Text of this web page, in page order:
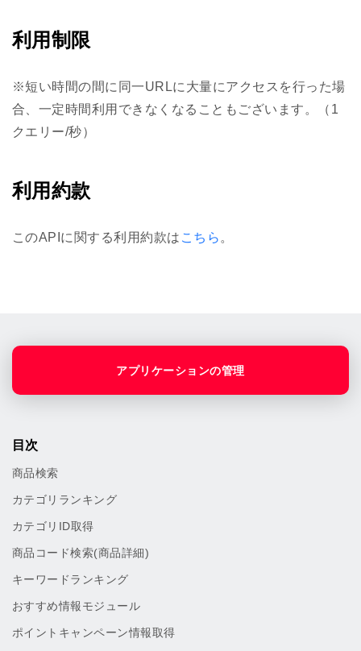
利用制限
※短い時間の間に同一URLに大量にアクセスを行った場
合、一定時間利用できなくなることもございます。（1
クエリー/秒）
利用約款
このAPIに関する利用約款は こちら 。
アプリケーションの管理
目次
商品検索
カテゴリランキング
カテゴリID取得
商品コード検索(商品詳細)
キーワードランキング
おすすめ情報モジュール
ポイントキャンペーン情報取得